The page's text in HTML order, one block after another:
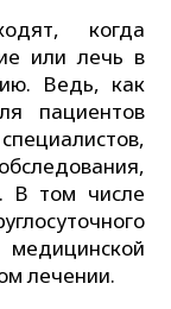
когда
или лечь в
Ведь, как
пациентов
В том числе
лечении.